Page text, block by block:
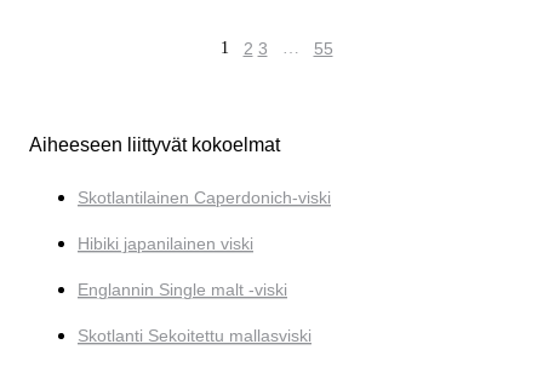
1 2 3 … 55
Aiheeseen liittyvät kokoelmat
Skotlantilainen Caperdonich-viski
Hibiki japanilainen viski
Englannin Single malt -viski
Skotlanti Sekoitettu mallasviski